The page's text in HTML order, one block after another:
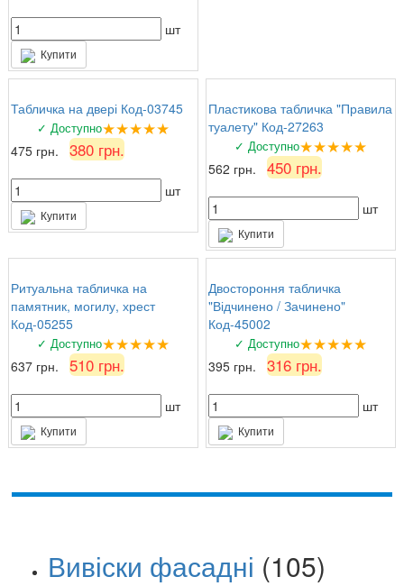
шт
Купити
Табличка на двері Код-03745
✓ Доступно★★★★★
475 грн. 380 грн.
шт
Купити
Пластикова табличка "Правила
туалету" Код-27263
✓ Доступно★★★★★
562 грн. 450 грн.
шт
Купити
Ритуальна табличка на
памятник, могилу, хрест
Код-05255
✓ Доступно★★★★★
637 грн. 510 грн.
шт
Купити
Двостороння табличка
"Відчинено / Зачинено"
Код-45002
✓ Доступно★★★★★
395 грн. 316 грн.
шт
Купити
Вивіски фасадні (105)